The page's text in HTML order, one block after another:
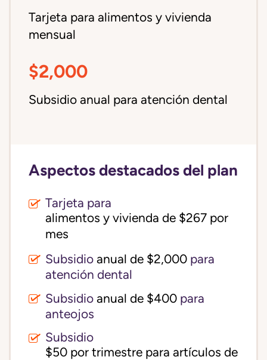
Tarjeta para alimentos y vivienda
mensual
$2,000
Subsidio anual para atención dental
Aspectos destacados del plan
Tarjeta para
alimentos y vivienda de $267 por
mes
Subsidio anual de $2,000 para
atención dental
Subsidio anual de $400 para
anteojos
Subsidio
$50 por trimestre para artículos de